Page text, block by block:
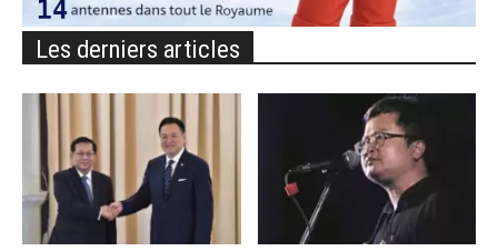
Les derniers articles